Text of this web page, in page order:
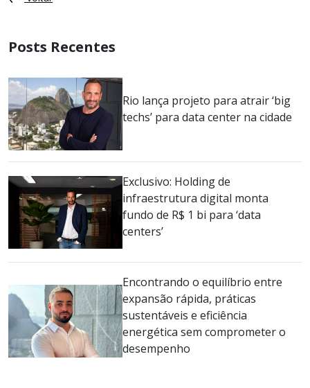
Posts Recentes
Rio lança projeto para atrair ‘big
techs’ para data center na cidade
Exclusivo: Holding de
infraestrutura digital monta
fundo de R$ 1 bi para ‘data
centers’
Encontrando o equilíbrio entre
expansão rápida, práticas
sustentáveis e eficiência
energética sem comprometer o
desempenho